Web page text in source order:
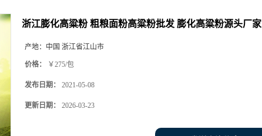
浙江膨化高粱粉 粗粮面粉高粱粉批发 膨化高粱粉源头厂家
产地： 中国 浙江省江山市
价格： ￥275/包
发布日期： 2021-05-08
更新日期： 2026-03-23